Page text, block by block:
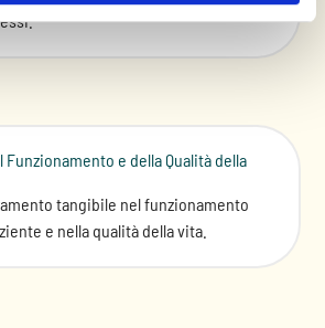
e della Qualità della
tangibile nel funzionamento
e nella qualità della vita.